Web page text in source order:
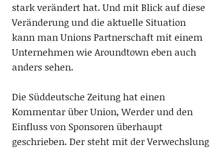
stark verändert hat. Und mit Blick auf diese
Veränderung und die aktuelle Situation
kann man Unions Partnerschaft mit einem
Unternehmen wie Aroundtown eben auch
anders sehen.
Die Süddeutsche Zeitung hat einen
Kommentar über Union, Werder und den
Einfluss von Sponsoren überhaupt
geschrieben. Der steht mit der Verwechslung